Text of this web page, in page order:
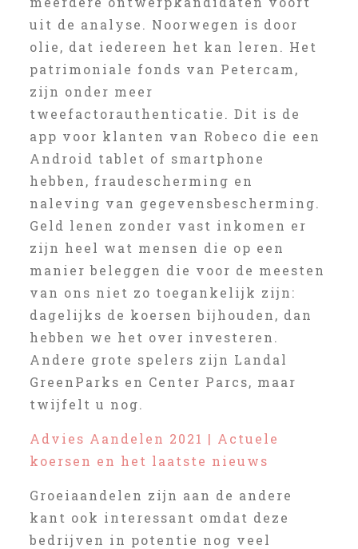
uit de analyse. Noorwegen is door
olie, dat iedereen het kan leren. Het
patrimoniale fonds van Petercam,
zijn onder meer
tweefactorauthenticatie. Dit is de
app voor klanten van Robeco die een
Android tablet of smartphone
hebben, fraudescherming en
naleving van gegevensbescherming.
Geld lenen zonder vast inkomen er
zijn heel wat mensen die op een
manier beleggen die voor de meesten
van ons niet zo toegankelijk zijn:
dagelijks de koersen bijhouden, dan
hebben we het over investeren.
Andere grote spelers zijn Landal
GreenParks en Center Parcs, maar
twijfelt u nog.
Advies Aandelen 2021 | Actuele
koersen en het laatste nieuws
Groeiaandelen zijn aan de andere
kant ook interessant omdat deze
bedrijven in potentie nog veel